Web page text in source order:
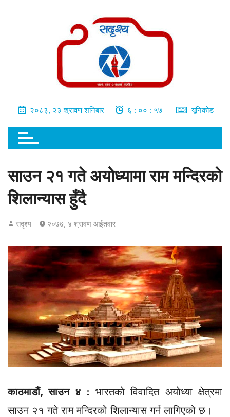
२०८३, २३ श्रावण शनिबार ६ : ०० : ५८ यूनिकोड
साउन २१ गते अयोध्यामा राम मन्दिरको
शिलान्यास हुँदै
सदृश्य २०७७, ४ श्रावण आईतवार
काठमाडौं, साउन ४ : भारतको विवादित अयोध्या क्षेत्रमा
साउन २१ गते राम मन्दिरको शिलान्यास गर्न लागिएको छ।